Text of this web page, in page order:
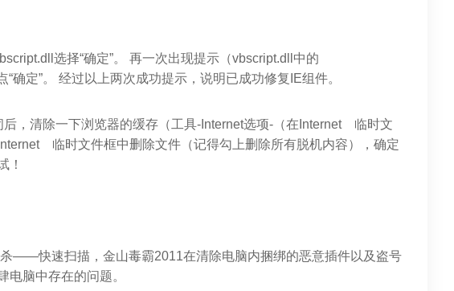
选择“确定”。 再一次出现提示（vbscript.dll中的
确定”。 经过以上两次成功提示，说明已成功修复IE组件。
，清除一下浏览器的缓存（工具-Internet选项-（在Internet 临时文
临时文件框中删除文件（记得勾上删除所有脱机内容），确定
！
——快速扫描，金山毒霸2011在清除电脑内捆绑的恶意插件以及盗号
电脑中存在的问题。